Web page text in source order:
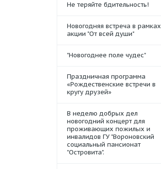
Не теряйте бдительность!
Новогодняя встреча в рамках
акции "От всей души"
"Новогоднее поле чудес"
Праздничная программа
«Рождественские встречи в
кругу друзей»
В неделю добрых дел
новогодний концерт для
проживающих пожилых и
инвалидов ГУ "Вороновский
социальный пансионат
"Островита".